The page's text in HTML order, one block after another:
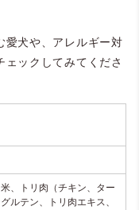
愛犬や、アレルギー対
ックしてみてくださ
、トリ肉（チキン、ター
ルテン、トリ肉エキス、